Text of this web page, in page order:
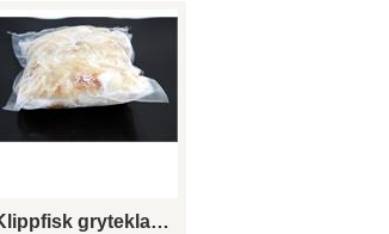
Klippfisk gryteklar biter